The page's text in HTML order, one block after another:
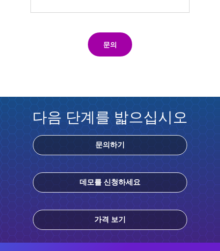
문의
다음 단계를 밟으십시오
문의하기
데모를 신청하세요
가격 보기